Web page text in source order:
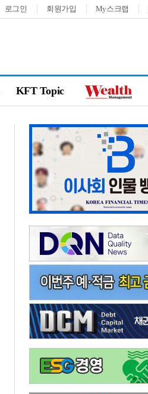
로그인 회원가입 My스크랩
KFT Topic